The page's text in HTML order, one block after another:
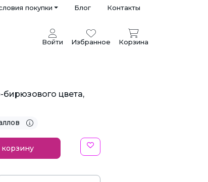
покупки Блог Контакты
Войти Избранное Корзина
цвета,